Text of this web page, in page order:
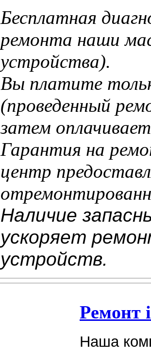
Бесплатная
ремонта наши
устройства).
Вы платите
(проведенный
затем
Гарантия на
центр
Наличие
ускоряет
устройств.
Ремонт
Наша